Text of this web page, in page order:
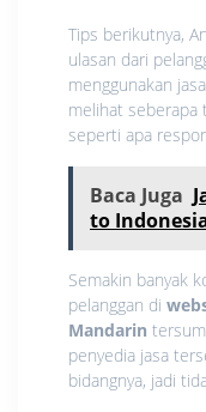
Tips berikutnya,
ulasan dari
menggunakan
melihat seberapa
seperti apa
Baca Juga
to
Semakin banyak
pelanggan di
Mandarin
penyedia jasa
bidangnya, jadi